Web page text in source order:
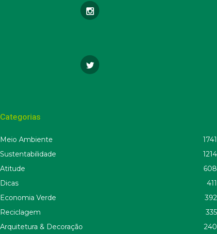
Categorias
Meio Ambiente
1741
Sustentabilidade
1214
Atitude
608
Dicas
411
Economia Verde
392
Reciclagem
335
Arquitetura & Decoração
240